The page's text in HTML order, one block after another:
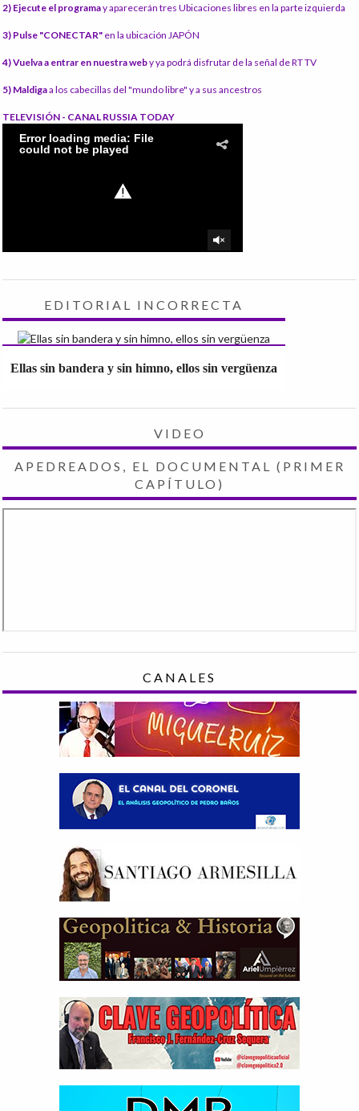
2) Ejecute el programay aparecerán tres Ubicaciones libres en la parte izquierda
3) Pulse "CONECTAR" en la ubicación JAPÓN
4) Vuelva a entrar en nuestra weby ya podrá disfrutar de la señal de RT TV
5) Maldigaa los cabecillas del "mundo libre" y a sus ancestros
TELEVISIÓN - CANAL RUSSIA TODAY
EDITORIAL INCORRECTA
Ellas sin bandera y sin himno, ellos sin vergüenza
VIDEO
APEDREADOS, EL DOCUMENTAL (PRIMER
CAPÍTULO)
CANALES